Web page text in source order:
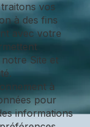
vos
à des fins
avec votre
Site et
à
pour
informations